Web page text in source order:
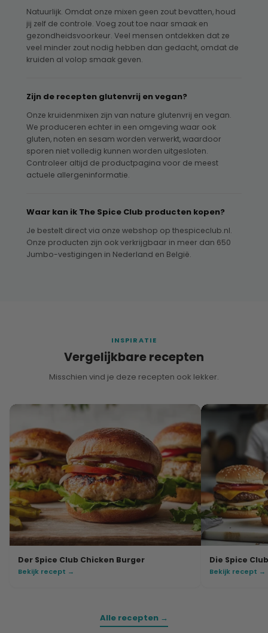
Natuurlijk. Omdat onze mixen geen zout bevatten, houd
jij zelf de controle. Voeg zout toe naar smaak en
gezondheidsvoorkeur. Veel mensen ontdekken dat ze
veel minder zout nodig hebben dan gedacht, omdat de
kruiden al volop smaak geven.
Zijn de recepten glutenvrij en vegan?
Onze kruidenmixen zijn van nature glutenvrij en vegan.
We produceren echter in een omgeving waar ook
gluten, noten en sesam worden verwerkt, waardoor
sporen niet volledig kunnen worden uitgesloten.
Controleer altijd de productpagina voor de meest
actuele allergeninformatie.
Waar kan ik The Spice Club producten kopen?
Je bestelt direct via onze webshop op thespiceclub.nl.
Onze producten zijn ook verkrijgbaar in meer dan 650
Jumbo-vestigingen in Nederland en België.
INSPIRATIE
Vergelijkbare recepten
Misschien vind je deze recepten ook lekker.
Der Spice Club Chicken Burger
Bekijk recept →
Die Spice
Bekijk recept →
Alle recepten →